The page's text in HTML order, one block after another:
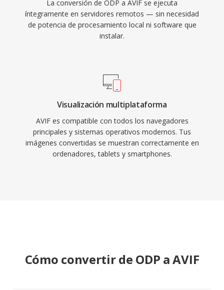
La conversión de ODP a AVIF se ejecuta
íntegramente en servidores remotos — sin necesidad
de potencia de procesamiento local ni software que
instalar.
Visualización multiplataforma
AVIF es compatible con todos los navegadores
principales y sistemas operativos modernos. Tus
imágenes convertidas se muestran correctamente en
ordenadores, tablets y smartphones.
Cómo convertir de ODP a AVIF